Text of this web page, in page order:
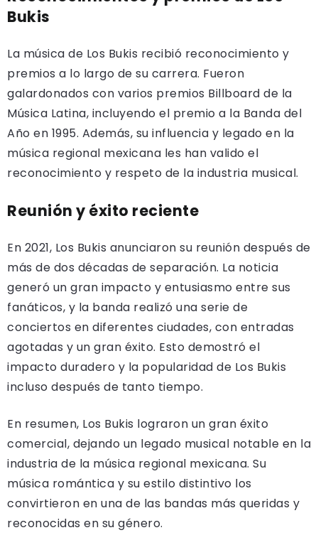
Bukis
La música de Los Bukis recibió reconocimiento y
premios a lo largo de su carrera. Fueron
galardonados con varios premios Billboard de la
Música Latina, incluyendo el premio a la Banda del
Año en 1995. Además, su influencia y legado en la
música regional mexicana les han valido el
reconocimiento y respeto de la industria musical.
Reunión y éxito reciente
En 2021, Los Bukis anunciaron su reunión después de
más de dos décadas de separación. La noticia
generó un gran impacto y entusiasmo entre sus
fanáticos, y la banda realizó una serie de
conciertos en diferentes ciudades, con entradas
agotadas y un gran éxito. Esto demostró el
impacto duradero y la popularidad de Los Bukis
incluso después de tanto tiempo.
En resumen, Los Bukis lograron un gran éxito
comercial, dejando un legado musical notable en la
industria de la música regional mexicana. Su
música romántica y su estilo distintivo los
convirtieron en una de las bandas más queridas y
reconocidas en su género.